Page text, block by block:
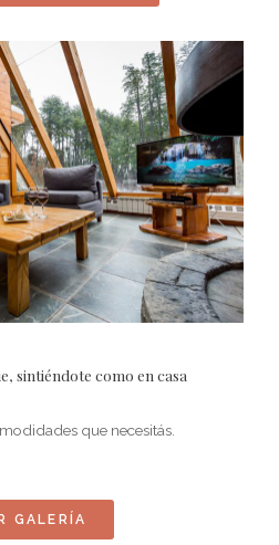
sintiéndote como en casa
que necesitás.
GALERÍA